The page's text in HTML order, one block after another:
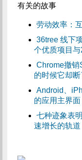
有关的故事
劳动效率：
36tree 线下
个优质项目
Chrome撤销
的时候它却断
Android、
的应用主界面
七种迹象表
速增长的轨道